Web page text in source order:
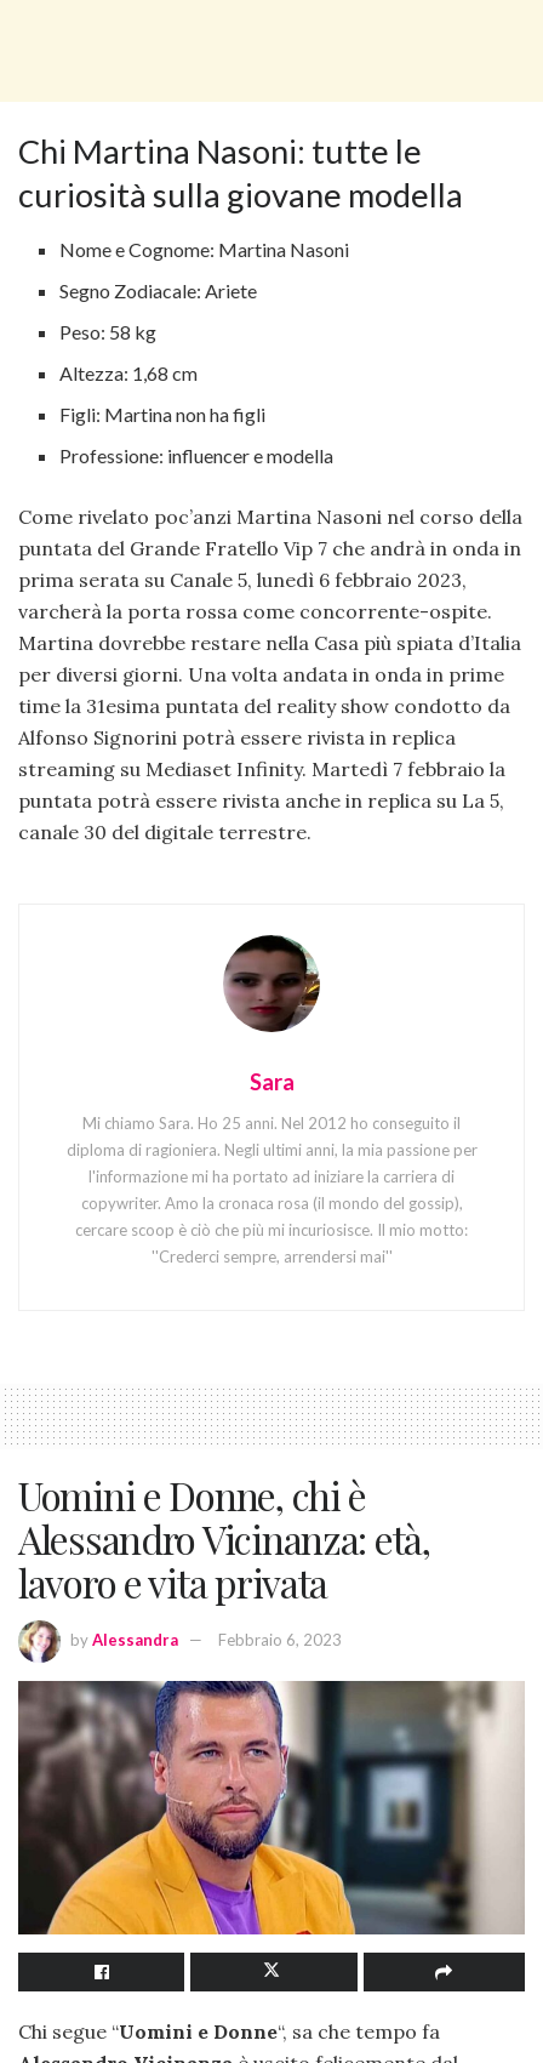
Chi Martina Nasoni: tutte le
curiosità sulla giovane modella
Nome e Cognome: Martina Nasoni
Segno Zodiacale: Ariete
Peso: 58 kg
Altezza: 1,68 cm
Figli: Martina non ha figli
Professione: influencer e modella
Come rivelato poc’anzi Martina Nasoni nel corso della
puntata del Grande Fratello Vip 7 che andrà in onda in
prima serata su Canale 5, lunedì 6 febbraio 2023,
varcherà la porta rossa come concorrente-ospite.
Martina dovrebbe restare nella Casa più spiata d’Italia
per diversi giorni. Una volta andata in onda in prime
time la 31esima puntata del reality show condotto da
Alfonso Signorini potrà essere rivista in replica
streaming su Mediaset Infinity. Martedì 7 febbraio la
puntata potrà essere rivista anche in replica su La 5,
canale 30 del digitale terrestre.
Sara
Mi chiamo Sara. Ho 25 anni. Nel 2012 ho conseguito il
diploma di ragioniera. Negli ultimi anni, la mia passione per
l'informazione mi ha portato ad iniziare la carriera di
copywriter. Amo la cronaca rosa (il mondo del gossip),
cercare scoop è ciò che più mi incuriosisce. Il mio motto:
''Crederci sempre, arrendersi mai''
Uomini e Donne, chi è
Alessandro Vicinanza: età,
lavoro e vita privata
byAlessandra Febbraio 6, 2023
Chi segue “Uomini e Donne“, sa che tempo fa